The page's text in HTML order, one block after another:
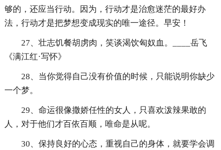
够的，还应当行动。因为，行动才是治愈迷茫的最好办
法，行动才是把梦想变成现实的唯一途径。早安！
27、壮志饥餐胡虏肉，笑谈渴饮匈奴血。____岳飞
《满江红·写怀》
28、当你觉得自己没有价值的时候，只能说明你缺少
一个梦。
29、命运很像撒娇任性的女人，只喜欢泼辣果敢的
人，对于他们才百依百顺，唯命是从呢。
30、保持良好的心态，重视自己的身体，就要学会调